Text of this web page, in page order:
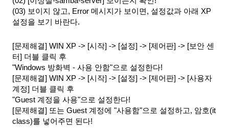
(03) 보이지 않고, Error 메시지가 보이면, 설정값과 아래 XP
설정을 보기 바란다.
[문제해결] WIN XP -> [시작] -> [설정] -> [제어판] -> [보안 센
터] 더블 클릭 후
"Windows 방화벽 - 사용 안함"으로 설정한다!
[문제해결] WIN XP -> [시작] -> [설정] -> [제어판] -> [사용자
계정] 더블 클릭 후
"Guest 계정을 사용"으로 설정한다!
[문제해결] 또는 Guest 계정에 "사용함"으로 설정하고, 암호(it
class)를 넣어주면 된다!